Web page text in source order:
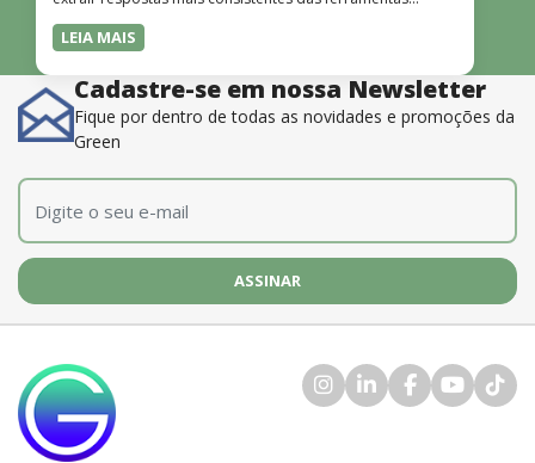
disponíveis. O instrutor também é muito bom, além de
dominar o conteúdo, possui uma didática que incentiva o
LEIA MAIS
Cadastre-se em nossa Newsletter
Fique por dentro de todas as novidades e promoções da
Green
E-mail